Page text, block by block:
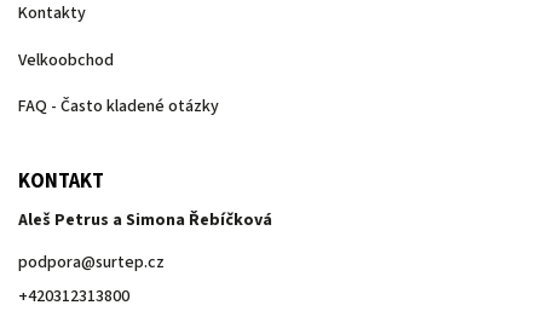
Kontakty
Velkoobchod
FAQ - Často kladené otázky
KONTAKT
Aleš Petrus a Simona Řebíčková
podpora@surtep.cz
+420312313800